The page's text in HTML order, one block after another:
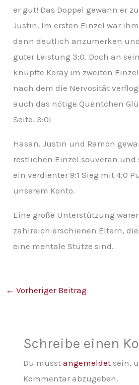
er gut! Das Doppel gewann er
Justin. Im ersten Einzel war
dann deutlich anzumerken
guter Leistung 3:0. Doch an
knüpfte Koray im zweiten
nach dem die Nervosität
auch das nötige Quäntchen
Seite. 3:0!
Hasan, Justin und Ramon
restlichen Einzel souverän und
ein verdienter 9:1 Sieg mit 4:0
unserem Konto.
Eine große Unterstützung
zahlreich erschienen Eltern,
eine mentale Stütze sind.
← Vorheriger Beitrag
Schreibe einen
Du musst angemeldetsein,
Kommentar abzugeben.